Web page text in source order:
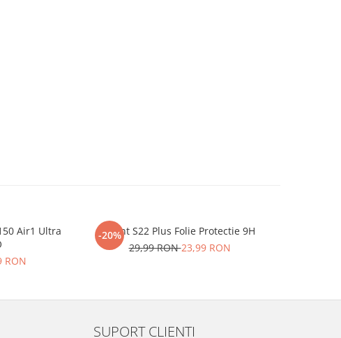
Air1 Ultra
RON
-20%
iHunt S22 Plus Folie Protectie 9H
29,99 RON23,99 RON
SUPORT CLIENTI